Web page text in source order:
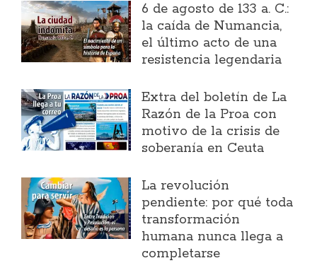
6 de agosto de 133 a. C.:
la caída de Numancia,
el último acto de una
resistencia legendaria
Extra del boletín de La
Razón de la Proa con
motivo de la crisis de
soberanía en Ceuta
La revolución
pendiente: por qué toda
transformación
humana nunca llega a
completarse